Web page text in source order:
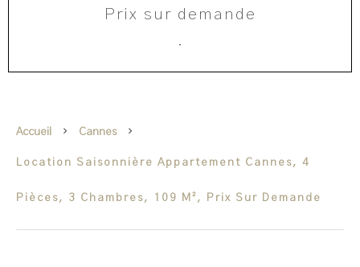
Prix sur demande
·
Accueil Cannes
Location Saisonnière Appartement Cannes, 4
Pièces, 3 Chambres, 109 M², Prix Sur Demande